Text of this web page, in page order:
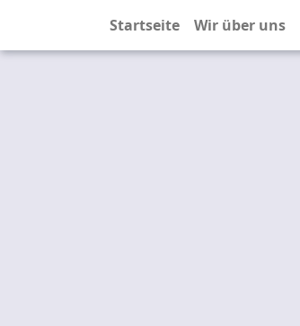
Startseite Wir über uns